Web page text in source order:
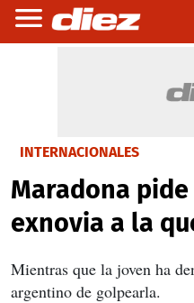
INTERNACIONALES
Maradona
exnovia a la
Mientras que la joven ha
argentino de golpearla.